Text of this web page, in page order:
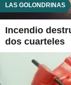
LAS GOLONDRINAS
Incendio
dos cuarteles